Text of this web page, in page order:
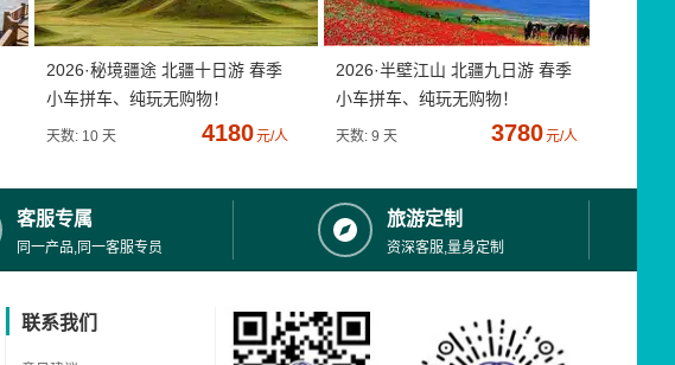
2026·秘境疆途 北疆十日游 春季
小车拼车、纯玩无购物！
天数: 10 天 4180元/人
2026·半壁江山 北疆九日游 春季
小车拼车、纯玩无购物！
天数: 9 天 3780元/人
客服专属
同一产品,同一客服专员
旅游定制
资深客服,量身定制
联系我们